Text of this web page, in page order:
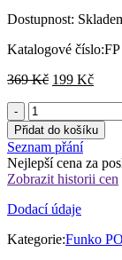
Dostupnost:
Katalogové číslo:
369Kč Původní
369 Kč.
199 Kč
199
Přidat do košíku
Seznam přání
Nejlepší cena za
Zobrazit historii cen
Dodací údaje
Kategorie:Funko